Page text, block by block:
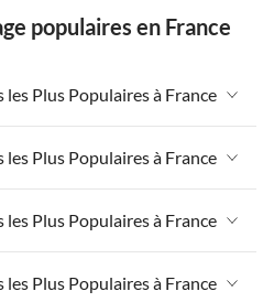
populaires en France
Plus Populaires à France
Ile de France
Plus Populaires à France
Ile de France
Plus Populaires à France
Plus Populaires à France